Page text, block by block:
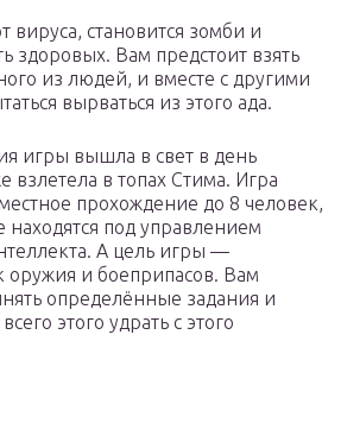
вируса, становится зомби и
здоровых. Вам предстоит взять
из людей, и вместе с другими
вырваться из этого ада.
игры вышла в свет в день
взлетела в топах Стима. Игра
прохождение до 8 человек,
находятся под управлением
А цель игры —
оружия и боеприпасов. Вам
определённые задания и
этого удрать с этого